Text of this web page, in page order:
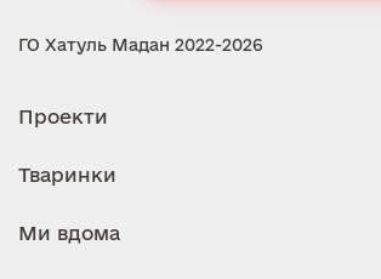
ГО Хатуль Мадан 2022-2026
Проекти
Тваринки
Ми вдома